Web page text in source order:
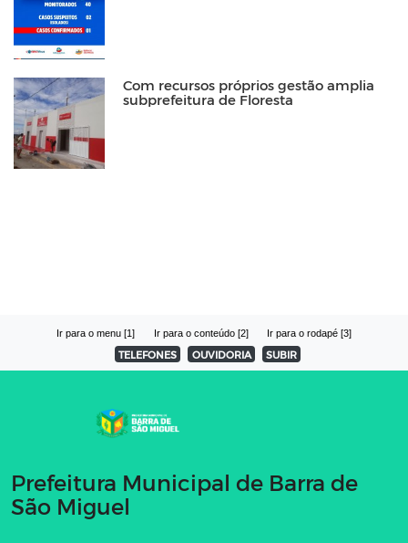
Com recursos próprios gestão amplia
subprefeitura de Floresta
Ir para o menu [1] Ir para o conteúdo [2] Ir para o rodapé [3]
TELEFONES OUVIDORIA SUBIR
Prefeitura Municipal de Barra de
São Miguel